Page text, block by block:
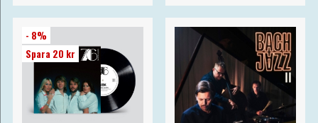
- 8%
Spara 20 kr